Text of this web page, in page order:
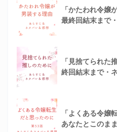
「かたわれ令嬢
最終回結末まで
「見捨てられた
終回結末まで・
「よくある令嬢
あなたとこのま